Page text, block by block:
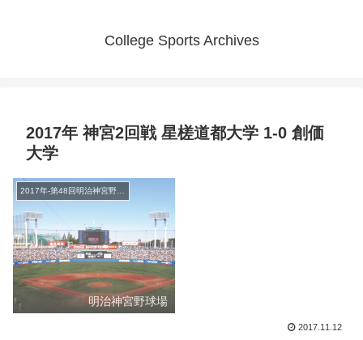
College Sports Archives
2017年 神宮2回戦 星槎道都大学 1-0 創価
大学
2017年-第48回明治神宮野球大会
明治神宮野球場
2017.11.12